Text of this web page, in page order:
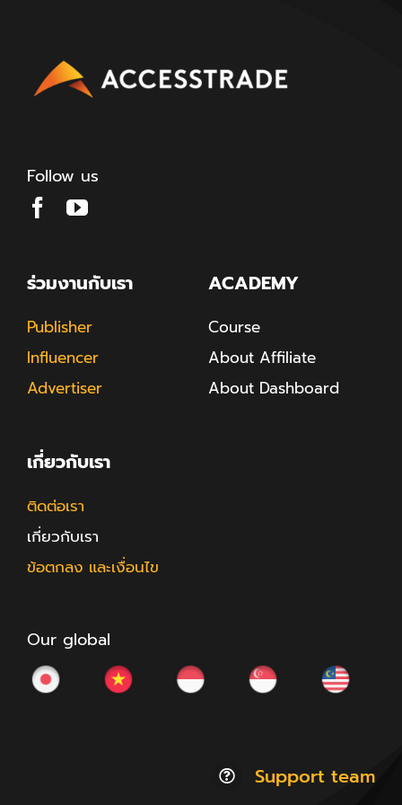
Follow us
ร่วมงานกับเรา
Publisher
Influencer
Advertiser
ACADEMY
Course
About Affiliate
About Dashboard
เกี่ยวกับเรา
ติดต่อเรา
เกี่ยวกับเรา
ข้อตกลง และเงื่อนไข
Our global
Support team